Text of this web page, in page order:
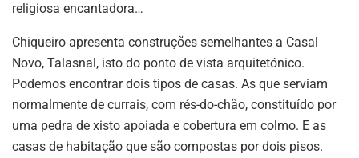
religiosa encantadora…
Chiqueiro apresenta construções semelhantes a Casal
Novo, Talasnal, isto do ponto de vista arquitetónico.
Podemos encontrar dois tipos de casas. As que serviam
normalmente de currais, com rés-do-chão, constituído por
uma pedra de xisto apoiada e cobertura em colmo. E as
casas de habitação que são compostas por dois pisos.